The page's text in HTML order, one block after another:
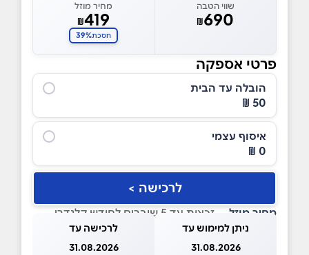
שווי הטבה
₪690
מחיר מוזל
₪419
חסכת39%
פרטי אספקה
הובלה עד הבית
50 ₪
איסוף עצמי
0 ₪
לרכישה >
מחיר מוזל — זכאות עד 5 שוברים לחודש קלנדרי
ניתן למימוש עד
31.08.2026
לרכישה עד
31.08.2026